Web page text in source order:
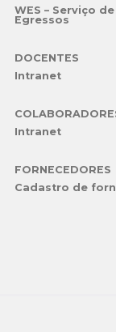
WES – Serviço
Egressos
DOCENTES
Intranet
Intranet
FORNECEDORES
Cadastro de